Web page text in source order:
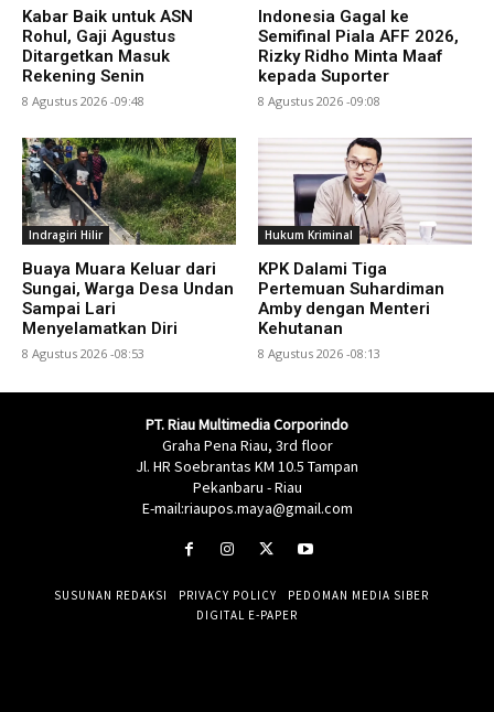
Kabar Baik untuk ASN
Rohul, Gaji Agustus
Ditargetkan Masuk
Rekening Senin
8 Agustus 2026 -09:48
Indonesia Gagal ke
Semifinal Piala AFF 2026,
Rizky Ridho Minta Maaf
kepada Suporter
8 Agustus 2026 -09:08
Indragiri Hilir
Buaya Muara Keluar dari
Sungai, Warga Desa Undan
Sampai Lari
Menyelamatkan Diri
8 Agustus 2026 -08:53
Hukum Kriminal
KPK Dalami Tiga
Pertemuan Suhardiman
Amby dengan Menteri
Kehutanan
8 Agustus 2026 -08:13
PT. Riau Multimedia Corporindo
Graha Pena Riau, 3rd floor
Jl. HR Soebrantas KM 10.5 Tampan
Pekanbaru - Riau
E-mail:riaupos.maya@gmail.com
SUSUNAN REDAKSI PRIVACY POLICY
PEDOMAN MEDIA SIBER
DIGITAL E-PAPER